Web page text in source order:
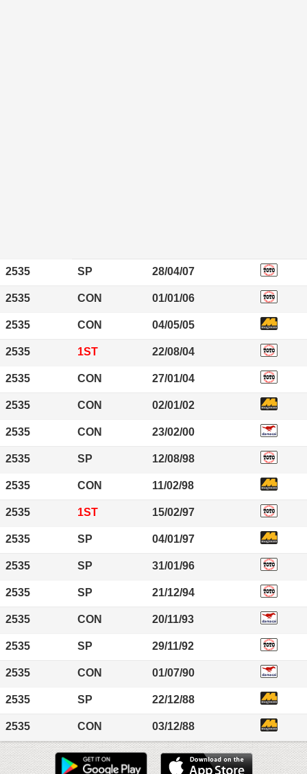
2535 SP 28/04/07
2535 CON 01/01/06
2535 CON 04/05/05
2535 1ST 22/08/04
2535 CON 27/01/04
2535 CON 02/01/02
2535 CON 23/02/00
2535 SP 12/08/98
2535 CON 11/02/98
2535 1ST 15/02/97
2535 SP 04/01/97
2535 SP 31/01/96
2535 SP 21/12/94
2535 CON 20/11/93
2535 SP 29/11/92
2535 CON 01/07/90
2535 SP 22/12/88
2535 CON 03/12/88